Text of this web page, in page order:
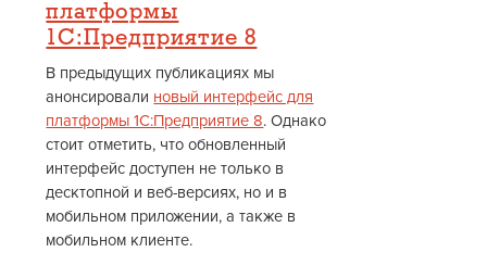
платформы
1С:Предприятие 8
В предыдущих публикациях мы
анонсировали новый интерфейс для
платформы 1С:Предприятие 8. Однако
стоит отметить, что обновленный
интерфейс доступен не только в
десктопной и веб-версиях, но и в
мобильном приложении, а также в
мобильном клиенте.